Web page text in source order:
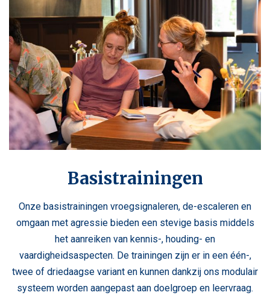
Basistrainingen
Onze basistrainingen vroegsignaleren, de-escaleren en
omgaan met agressie bieden een stevige basis middels
het aanreiken van kennis-, houding- en
vaardigheidsaspecten. De trainingen zijn er in een één-,
twee of driedaagse variant en kunnen dankzij ons modulair
systeem worden aangepast aan doelgroep en leervraag.